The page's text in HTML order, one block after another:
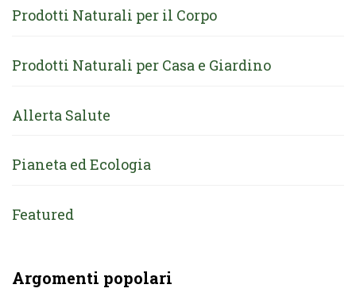
Prodotti Naturali per il Corpo
Prodotti Naturali per Casa e Giardino
Allerta Salute
Pianeta ed Ecologia
Featured
Argomenti popolari